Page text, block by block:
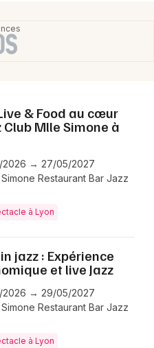
& Food au cœur
Club Mlle Simone à
2026 → 27/05/2027
Restaurant Bar Jazz
à Lyon
jazz : Expérience
et live Jazz
2026 → 29/05/2027
Restaurant Bar Jazz
à Lyon